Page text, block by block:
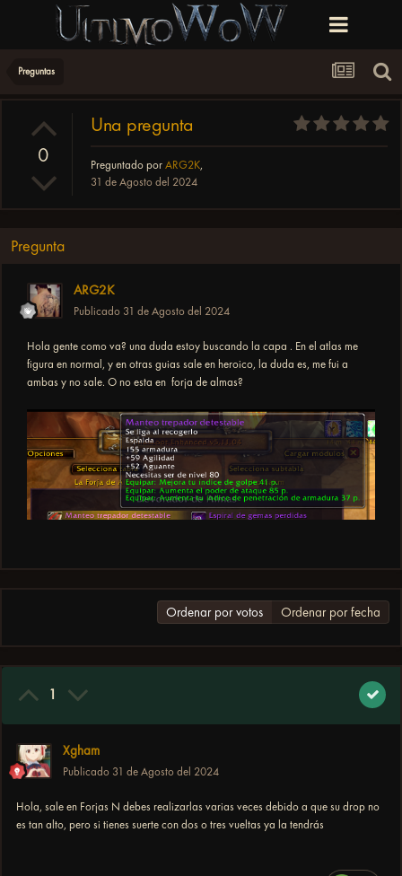
Preguntas
0
Una pregunta
Preguntado por ARG2K,
31 de Agosto del 2024
Pregunta
ARG2K
Publicado 31 de Agosto del 2024
Hola gente como va? una duda estoy buscando la capa . En el atlas me
figura en normal, y en otras guias sale en heroico, la duda es, me fui a
ambas y no sale. O no esta en forja de almas?
Ordenar por votos Ordenar por fecha
1
Xgham
Publicado 31 de Agosto del 2024
Hola, sale en Forjas N debes realizarlas varias veces debido a que su drop no
es tan alto, pero si tienes suerte con dos o tres vueltas ya la tendrás